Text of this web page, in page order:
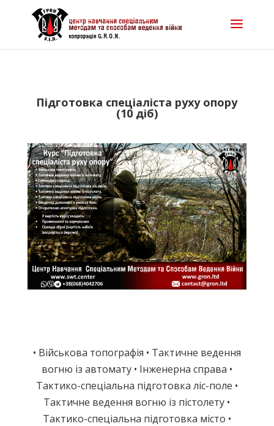
Підготовка спеціаліста руху опору
(10 діб)
• Військова топографія • Тактичне ведення
вогню із автомату • Інженерна справа •
Тактико-спеціальна підготовка ліс-поле •
Тактичне ведення вогню із пістолету •
Тактико-спеціальна підготовка місто •